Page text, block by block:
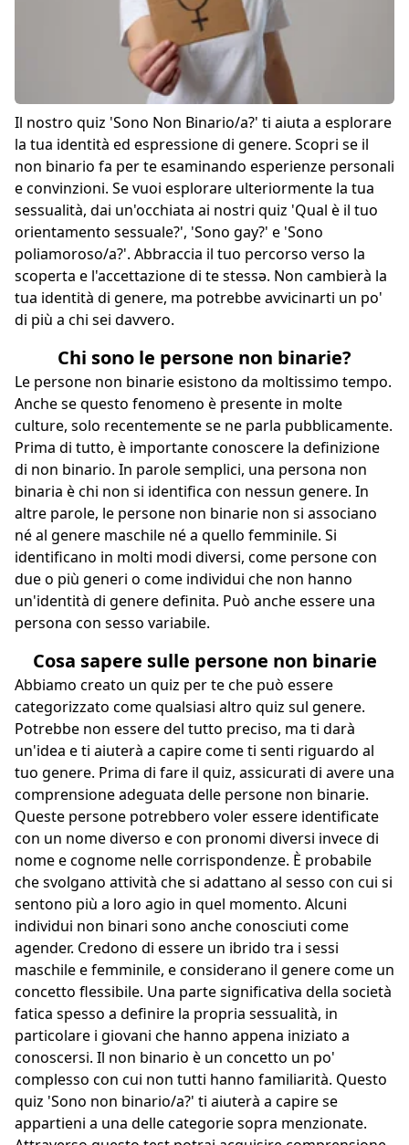
Il nostro quiz 'Sono Non Binario/a?' ti aiuta a esplorare
la tua identità ed espressione di genere. Scopri se il
non binario fa per te esaminando esperienze personali
e convinzioni. Se vuoi esplorare ulteriormente la tua
sessualità, dai un'occhiata ai nostri quiz 'Qual è il tuo
orientamento sessuale?', 'Sono gay?' e 'Sono
poliamoroso/a?'. Abbraccia il tuo percorso verso la
scoperta e l'accettazione di te stessə. Non cambierà la
tua identità di genere, ma potrebbe avvicinarti un po'
di più a chi sei davvero.
Chi sono le persone non binarie?
Le persone non binarie esistono da moltissimo tempo.
Anche se questo fenomeno è presente in molte
culture, solo recentemente se ne parla pubblicamente.
Prima di tutto, è importante conoscere la definizione
di non binario. In parole semplici, una persona non
binaria è chi non si identifica con nessun genere. In
altre parole, le persone non binarie non si associano
né al genere maschile né a quello femminile. Si
identificano in molti modi diversi, come persone con
due o più generi o come individui che non hanno
un'identità di genere definita. Può anche essere una
persona con sesso variabile.
Cosa sapere sulle persone non binarie
Abbiamo creato un quiz per te che può essere
categorizzato come qualsiasi altro quiz sul genere.
Potrebbe non essere del tutto preciso, ma ti darà
un'idea e ti aiuterà a capire come ti senti riguardo al
tuo genere. Prima di fare il quiz, assicurati di avere una
comprensione adeguata delle persone non binarie.
Queste persone potrebbero voler essere identificate
con un nome diverso e con pronomi diversi invece di
nome e cognome nelle corrispondenze. È probabile
che svolgano attività che si adattano al sesso con cui si
sentono più a loro agio in quel momento. Alcuni
individui non binari sono anche conosciuti come
agender. Credono di essere un ibrido tra i sessi
maschile e femminile, e considerano il genere come un
concetto flessibile. Una parte significativa della società
fatica spesso a definire la propria sessualità, in
particolare i giovani che hanno appena iniziato a
conoscersi. Il non binario è un concetto un po'
complesso con cui non tutti hanno familiarità. Questo
quiz 'Sono non binario/a?' ti aiuterà a capire se
appartieni a una delle categorie sopra menzionate.